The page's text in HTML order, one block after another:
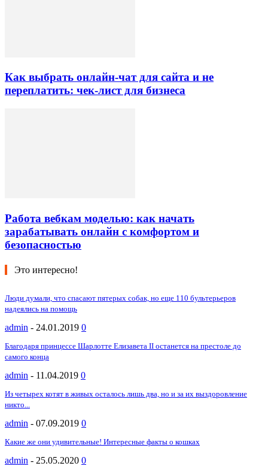
Как выбрать онлайн-чат для сайта и не
переплатить: чек-лист для бизнеса
Работа вебкам моделью: как начать
зарабатывать онлайн с комфортом и
безопасностью
Это интересно!
Люди думали, что спасают пятерых собак, но еще 110 бультерьеров
надеялись на помощь
admin - 24.01.2019 0
Благодаря принцессе Шарлотте Елизавета II останется на престоле до
самого конца
admin - 11.04.2019 0
Из четырех котят в живых осталось лишь два, но и за их выздоровление
никто...
admin - 07.09.2019 0
Какие же они удивительные! Интересные факты о кошках
admin - 25.05.2020 0